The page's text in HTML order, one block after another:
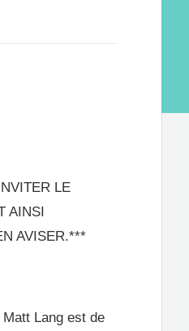
LE
AINSI
AVISER.***
Matt Lang est de